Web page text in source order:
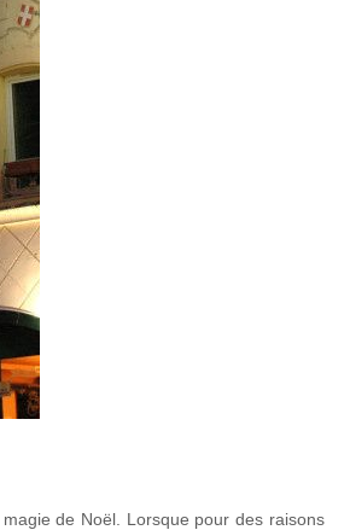
de Noël. Lorsque pour des raisons